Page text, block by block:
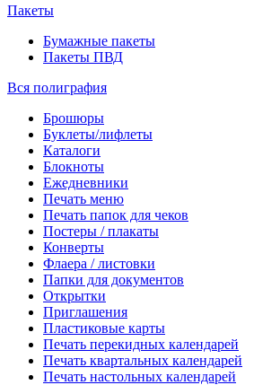
Пакеты
Бумажные пакеты
Пакеты ПВД
Вся полиграфия
Брошюры
Буклеты/лифлеты
Каталоги
Блокноты
Ежедневники
Печать меню
Печать папок для чеков
Постеры / плакаты
Конверты
Флаера / листовки
Папки для документов
Открытки
Приглашения
Пластиковые карты
Печать перекидных календарей
Печать квартальных календарей
Печать настольных календарей